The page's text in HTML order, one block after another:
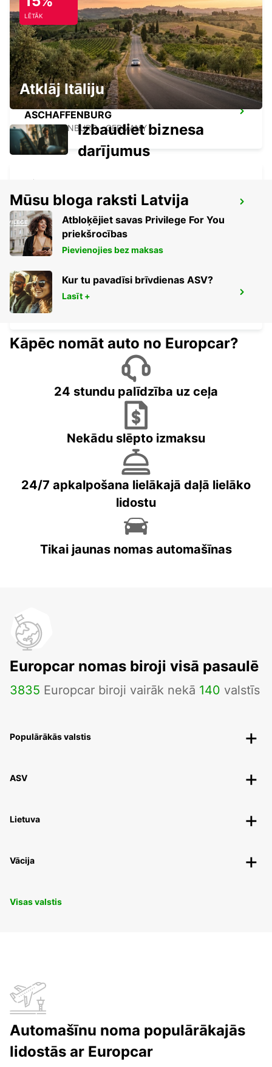
NECKARSULM AUDI FORUM (DROP-OFF
ONLY)
NECKARSULM - GERMANY
ASCHAFFENBURG
ASCHAFFENBURG - GERMANY
HEILBRONN
HEILBRONN - GERMANY
HEIDELBERG
HEIDELBERG - GERMANY
LĒTĀK
Atklāj Itāliju
Izbaudiet biznesa
darījumus
Mūsu bloga raksti Latvija
Atbloķējiet savas Privilege For You
priekšrocības
Pievienojies bez maksas
Kur tu pavadīsi brīvdienas ASV?
Lasīt +
Kāpēc nomāt auto no Europcar?
24 stundu palīdzība uz ceļa
Nekādu slēpto izmaksu
24/7 apkalpošana lielākajā daļā lielāko
lidostu
Tikai jaunas nomas automašīnas
Europcar nomas biroji visā pasaulē
3835 Europcar biroji vairāk nekā 140 valstīs
Populārākās valstis
ASV
Lietuva
Vācija
Visas valstis
Automašīnu noma populārākajās
lidostās ar Europcar